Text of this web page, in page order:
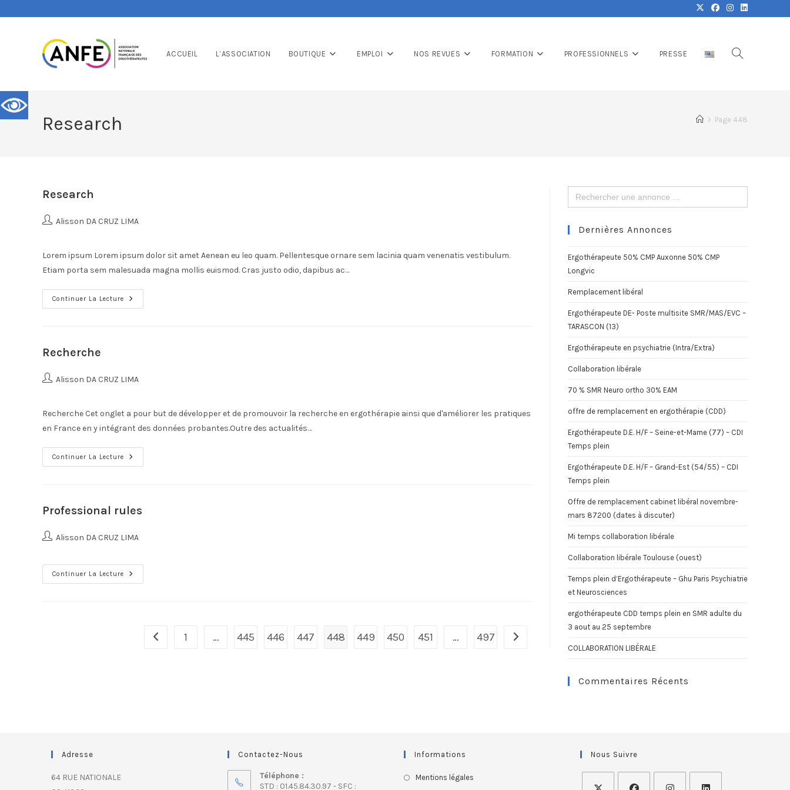
ACCUEIL L’ASSOCIATION BOUTIQUE EMPLOI NOS REVUES FORMATION PROFESSIONNELS PRESSE
Research > Page 448
Research
Alisson DA CRUZ LIMA
Lorem ipsum Lorem ipsum dolor sit amet Aenean eu leo quam. Pellentesque ornare sem lacinia quam venenatis vestibulum.
Etiam porta sem malesuada magna mollis euismod. Cras justo odio, dapibus ac…
Continuer La Lecture
Recherche
Alisson DA CRUZ LIMA
Recherche Cet onglet a pour but de développer et de promouvoir la recherche en ergothérapie ainsi que d'améliorer les pratiques
en France en y intégrant des données probantes.Outre des actualités…
Continuer La Lecture
Professional rules
Alisson DA CRUZ LIMA
Continuer La Lecture
1 … 445 446 447 448 449 450 451 … 497
Search
for:
Dernières Annonces
Ergothérapeute 50% CMP Auxonne 50% CMP
Longvic
Remplacement libéral
Ergothérapeute DE- Poste multisite SMR/MAS/EVC –
TARASCON (13)
Ergothérapeute en psychiatrie (Intra/Extra)
Collaboration libérale
70 % SMR Neuro ortho 30% EAM
offre de remplacement en ergothérapie (CDD)
Ergothérapeute D.E. H/F – Seine-et-Marne (77) – CDI
Temps plein
Ergothérapeute D.E. H/F – Grand-Est (54/55) – CDI
Temps plein
Offre de remplacement cabinet libéral novembre-
mars 87200 (dates à discuter)
Mi temps collaboration libérale
Collaboration libérale Toulouse (ouest)
Temps plein d’Ergothérapeute – Ghu Paris Psychiatrie
et Neurosciences
ergothérapeute CDD temps plein en SMR adulte du
3 aout au 25 septembre
COLLABORATION LIBÉRALE
Commentaires Récents
Adresse
64 RUE NATIONALE
Contactez-Nous
Téléphone :
STD : 01.45.84.30.97 - SFC :
Informations
Mentions légales
Nous Suivre